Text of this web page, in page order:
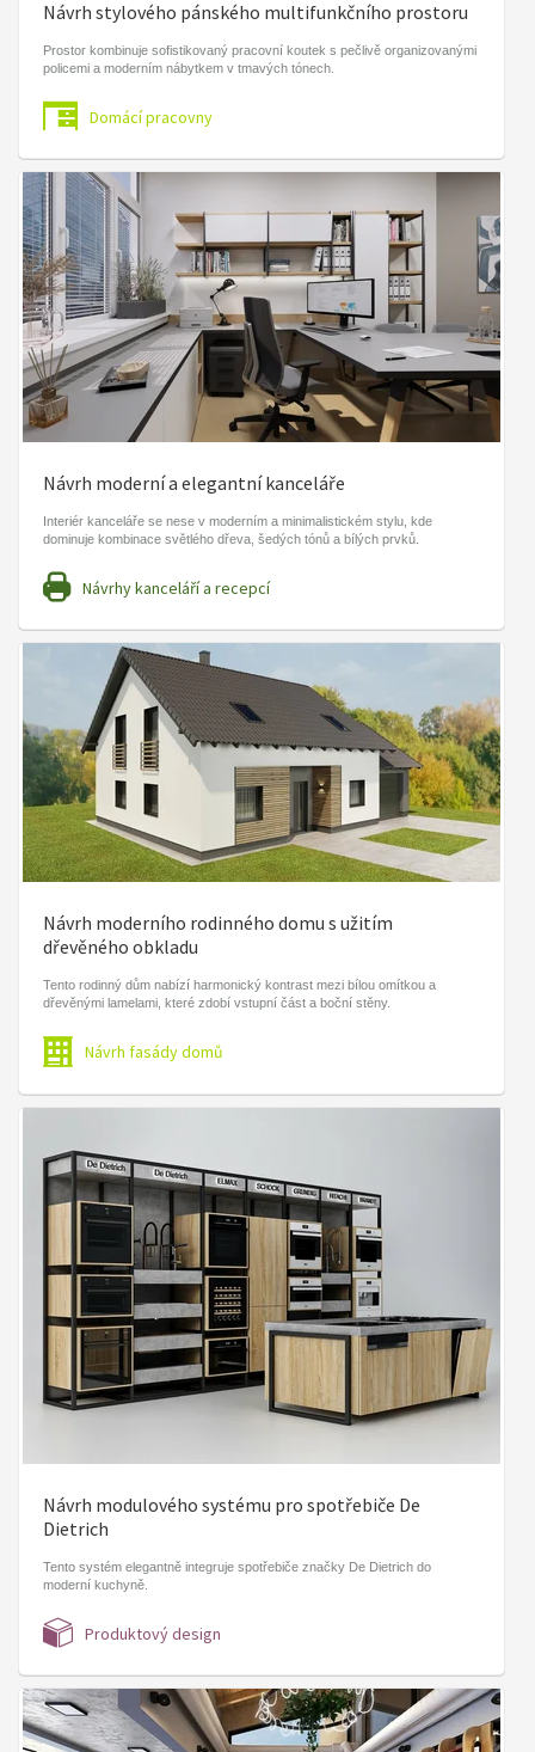
Návrh stylového pánského multifunkčního prostoru
Prostor kombinuje sofistikovaný pracovní koutek s pečlivě organizovanými
policemi a moderním nábytkem v tmavých tónech.
Domácí pracovny
Návrh moderní a elegantní kanceláře
Interiér kanceláře se nese v moderním a minimalistickém stylu, kde
dominuje kombinace světlého dřeva, šedých tónů a bílých prvků.
Návrhy kanceláří a recepcí
Návrh moderního rodinného domu s užitím
dřevěného obkladu
Tento rodinný dům nabízí harmonický kontrast mezi bílou omítkou a
dřevěnými lamelami, které zdobí vstupní část a boční stěny.
Návrh fasády domů
Návrh modulového systému pro spotřebiče De
Dietrich
Tento systém elegantně integruje spotřebiče značky De Dietrich do
moderní kuchyně.
Produktový design